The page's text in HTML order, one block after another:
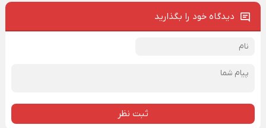
دیدگاه خود را بگذارید
ثبت نظر